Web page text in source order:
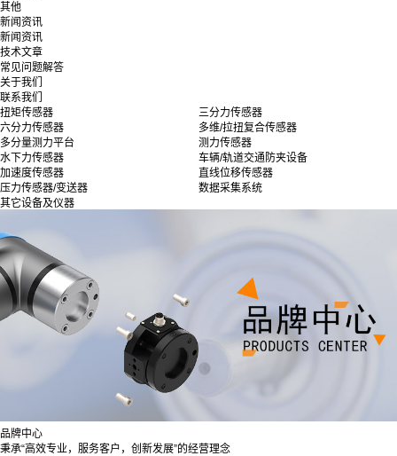
其他
新闻资讯
新闻资讯
技术文章
常见问题解答
关于我们
联系我们
扭矩传感器
三分力传感器
六分力传感器
多维/拉扭复合传感器
多分量测力平台
测力传感器
水下力传感器
车辆/轨道交通防夹设备
加速度传感器
直线位移传感器
压力传感器/变送器
数据采集系统
其它设备及仪器
品牌中心
秉承“高效专业，服务客户，创新发展”的经营理念